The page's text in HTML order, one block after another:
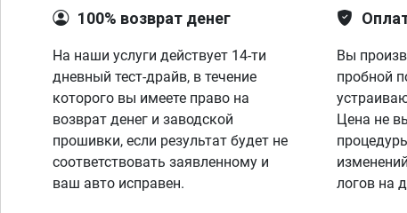
100% возврат денег
На наши услуги действует 14-ти
дневный тест-драйв, в течение
которого вы имеете право на
возврат денег и заводской
прошивки, если результат будет не
соответствовать заявленному и
ваш авто исправен.
Вы
пробной
Цена не
логов на